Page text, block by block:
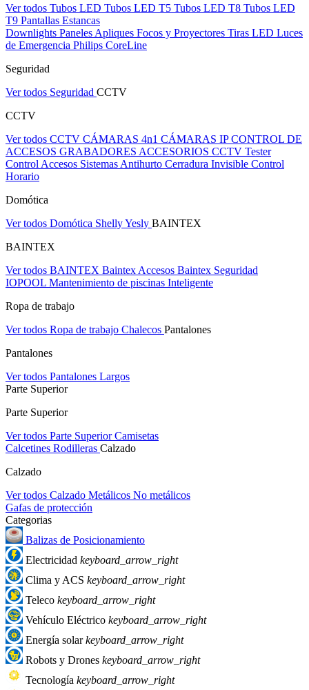
Ver todos Tubos LED Tubos LED T5 Tubos LED T8 Tubos LED
T9 Pantallas Estancas
Downlights Paneles Apliques Focos y Proyectores Tiras LED Luces
de Emergencia Philips CoreLine
Seguridad
Ver todos Seguridad CCTV
CCTV
Ver todos CCTV CÁMARAS 4n1 CÁMARAS IPCONTROL DE
ACCESOS GRABADORES ACCESORIOS CCTV Tester
Control Accesos Sistemas Antihurto Cerradura Invisible Control
Horario
Domótica
Ver todos Domótica ShellyYesly BAINTEX
BAINTEX
Ver todos BAINTEX Baintex Accesos Baintex Seguridad
IOPOOL Mantenimiento de piscinas Inteligente
Ropa de trabajo
Ver todos Ropa de trabajo Chalecos Pantalones
Pantalones
Ver todos Pantalones Largos
Parte Superior
Parte Superior
Ver todos Parte SuperiorCamisetas
Calcetines Rodilleras Calzado
Calzado
Ver todos Calzado Metálicos No metálicos
Gafas de protección
Categorias
Balizas de Posicionamiento
Electricidad keyboard_arrow_right
Clima y ACS keyboard_arrow_right
Teleco keyboard_arrow_right
Vehículo Eléctrico keyboard_arrow_right
Energía solarkeyboard_arrow_right
Robots y Drones keyboard_arrow_right
Tecnología keyboard_arrow_right